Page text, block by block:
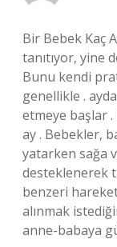
Bir Bebek Kaç
tanıtıyor, yine
Bunu kendi
genellikle .
etmeye başlar .
ay . Bebekler,
yatarken sağa
desteklenerek
benzeri
alınmak
anne-babaya